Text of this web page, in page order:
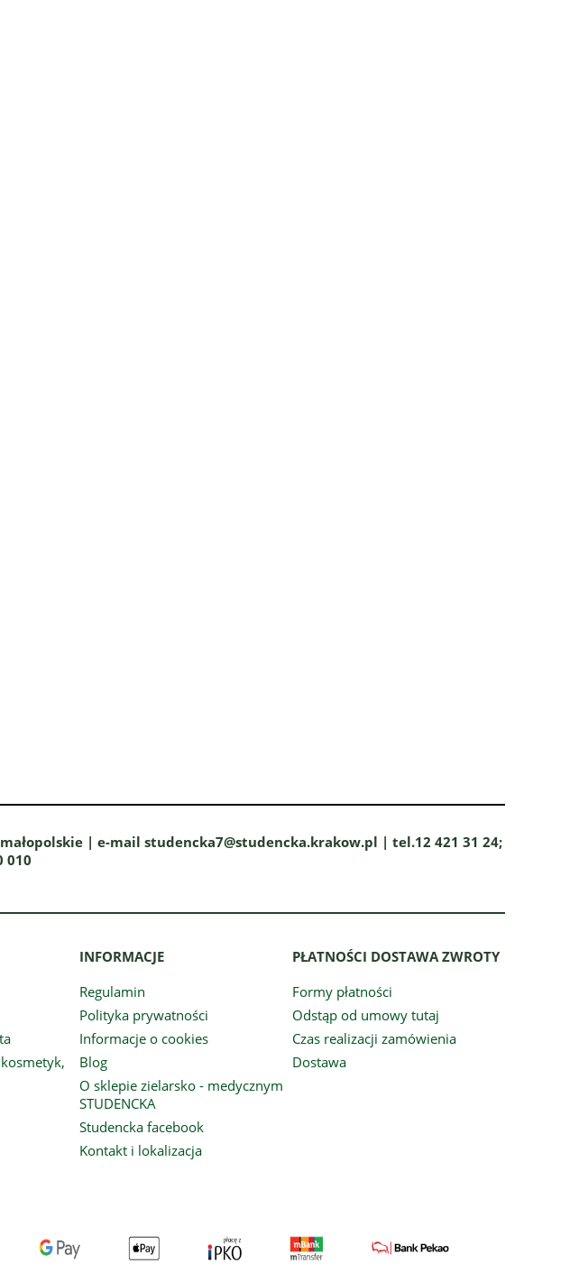
| e-mail studencka7@studencka.krakow.pl | tel.12 421 31 24;
010
INFORMACJE
Regulamin
Polityka prywatności
Informacje o cookies
Blog
O sklepie zielarsko - medycznym
STUDENCKA
Studencka facebook
Kontakt i lokalizacja
PŁATNOŚCI DOSTAWA ZWROTY
Formy płatności
Odstąp od umowy tutaj
Czas realizacji zamówienia
Dostawa